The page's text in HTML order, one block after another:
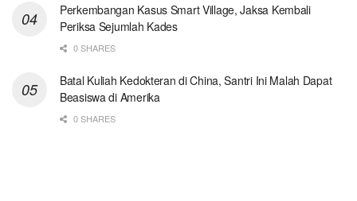
Perkembangan Kasus Smart Village, Jaksa Kembali
Periksa Sejumlah Kades
0 SHARES
Batal Kuliah Kedokteran di China, Santri Ini Malah Dapat
Beasiswa di Amerika
0 SHARES